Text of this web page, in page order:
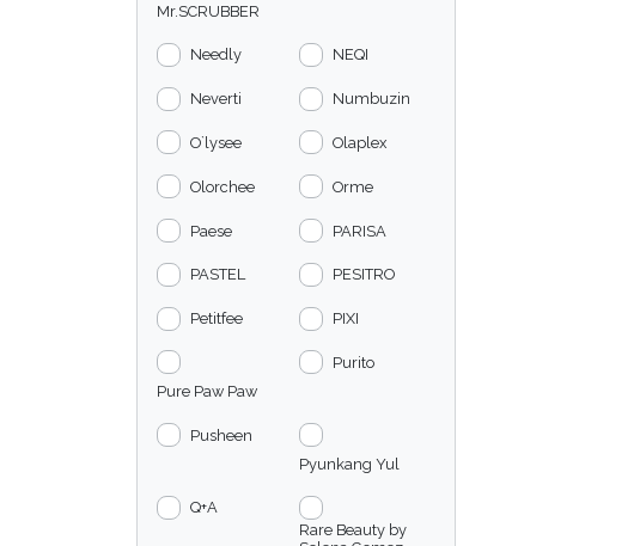
Mr.SCRUBBER
Needly NEQI
Neverti Numbuzin
O`lysee Olaplex
Olorchee Orme
Paese PARISA
PASTEL PESITRO
Petitfee PIXI
Pure Paw Paw
Purito
Pusheen
Pyunkang Yul
Q+A
Rare Beauty by